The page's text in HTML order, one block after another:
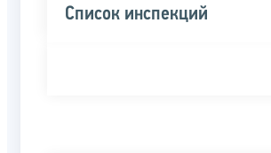
Список инспекций